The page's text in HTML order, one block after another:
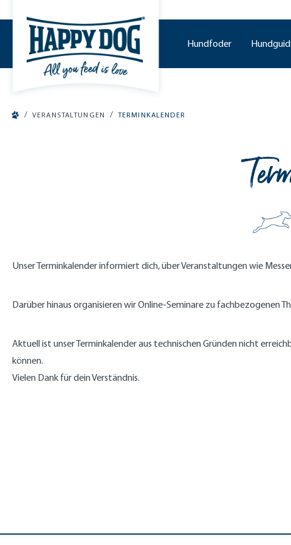
Hundfoder
/ VERANSTALTUNGEN / TERMINKALENDER
Unser Terminkalender informiert dich, über Veranstaltungen wie
Darüber hinaus organisieren wir Online-Seminare zu fachbezogenen
Aktuell ist unser Terminkalender aus technischen Gründen nicht
können.
Vielen Dank für dein Verständnis.